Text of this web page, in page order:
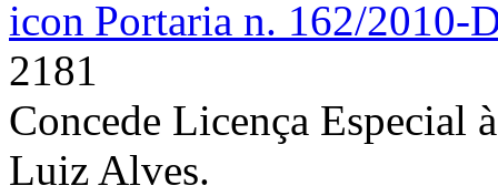
Portaria n. 162/2010-
2181
Concede Licença Especial
Luiz Alves.